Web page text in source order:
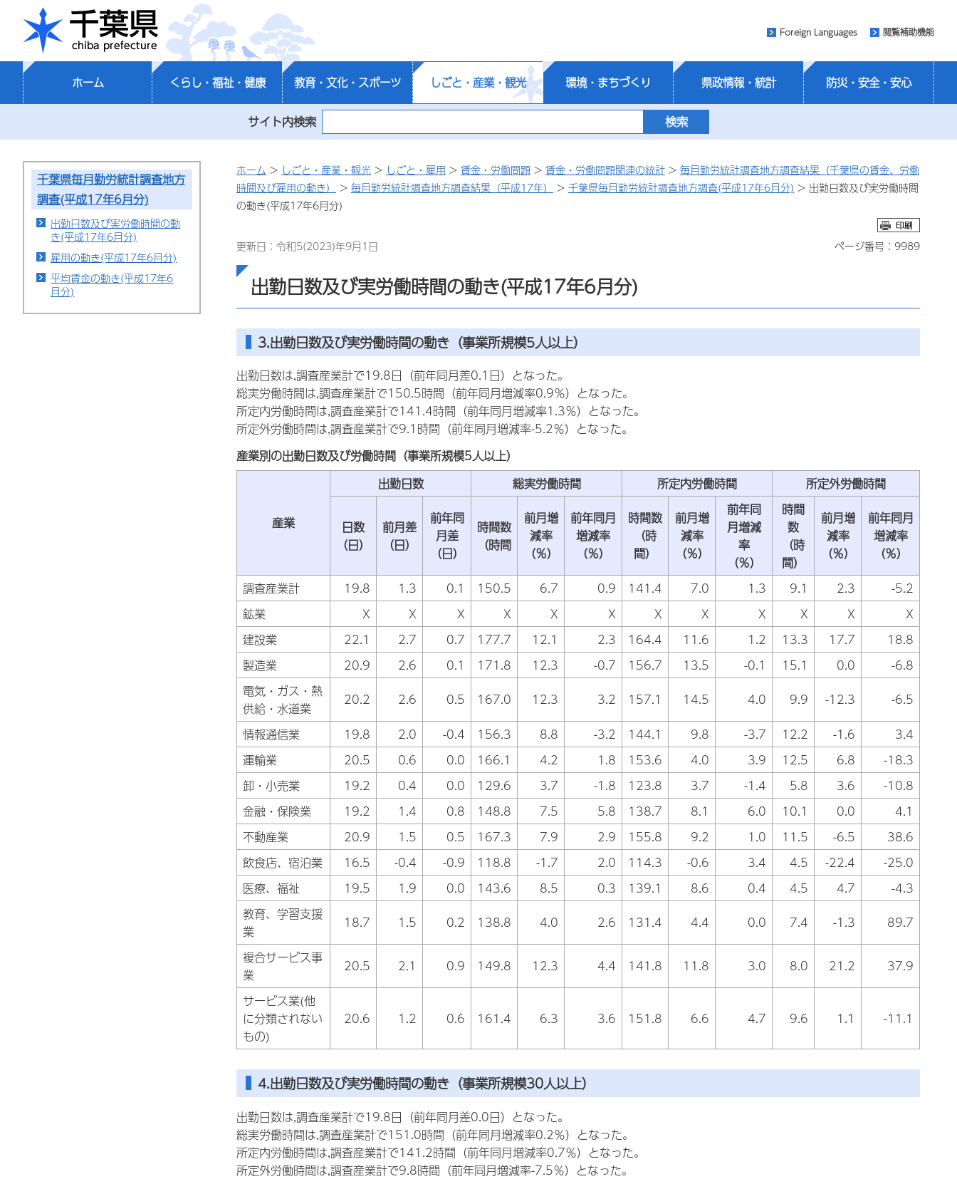
千葉県
Foreign Languages 閲覧補助機能
ホーム くらし・福祉・健康 教育・文化・スポーツ しごと・産業・観光 環境・まちづくり 県政情報・統計 防災・安全・安心
サイト内検索
千葉県毎月勤労統計調査地方
調査(平成17年6月分)
出勤日数及び実労働時間の動
き(平成17年6月分)
雇用の動き(平成17年6月分)
平均賃金の動き(平成17年6
月分)
ホーム > しごと・産業・観光 > しごと・雇用 > 賃金・労働問題 > 賃金・労働問題関連の統計 > 毎月勤労統計調査地方調査結果（千葉県の賃金、労働
時間及び雇用の動き）
> 毎月勤労統計調査地方調査結果（平成17年） > 千葉県毎月勤労統計調査地方調査(平成17年6月分) > 出勤日数及び実労働時間
の動き(平成17年6月分)
更新日：令和5(2023)年9月1日 ページ番号：9989
出勤日数及び実労働時間の動き(平成17年6月分)
3.出勤日数及び実労働時間の動き（事業所規模5人以上）
出勤日数は,調査産業計で19.8日（前年同月差0.1日）となった。
総実労働時間は,調査産業計で150.5時間（前年同月増減率0.9％）となった。
所定内労働時間は,調査産業計で141.4時間（前年同月増減率1.3％）となった。
所定外労働時間は,調査産業計で9.1時間（前年同月増減率-5.2％）となった。
産業別の出勤日数及び労働時間（事業所規模5人以上）
産業
出勤日数 総実労働時間 所定内労働時間 所定外労働時間
日数
（日）
前月差
（日）
前年同
月差
（日）
時間数
（時間
前月増
減率
（％）
前年同月
増減率
（％）
時間数
（時
間）
前月増
減率
（％）
前年同
月増減
率
（％）
時間
数
（時
間）
前月増
減率
（％）
前年同月
増減率
（％）
調査産業計
19.8 1.3 0.1 150.5 6.7 0.9 141.4 7.0 1.3 9.1 2.3
-5.2
鉱業
X X X X X X X X X X X
X
建設業
22.1 2.7 0.7 177.7 12.1 2.3 164.4 11.6 1.2 13.3 17.7
18.8
製造業
20.9 2.6 0.1 171.8 12.3 -0.7 156.7 13.5 -0.1 15.1 0.0
-6.8
電気・ガス・熱
供給・水道業
20.2 2.6 0.5 167.0 12.3 3.2 157.1 14.5 4.0 9.9 -12.3
-6.5
情報通信業
19.8 2.0 -0.4 156.3 8.8 -3.2 144.1 9.8 -3.7 12.2 -1.6
3.4
運輸業
20.5 0.6 0.0 166.1 4.2 1.8 153.6 4.0 3.9 12.5 6.8
-18.3
卸・小売業
19.2 0.4 0.0 129.6 3.7 -1.8 123.8 3.7 -1.4 5.8 3.6
-10.8
金融・保険業
19.2 1.4 0.8 148.8 7.5 5.8 138.7 8.1 6.0 10.1 0.0
4.1
不動産業
20.9 1.5 0.5 167.3 7.9 2.9 155.8 9.2 1.0 11.5 -6.5
38.6
飲食店、宿泊業
16.5 -0.4 -0.9 118.8 -1.7 2.0 114.3 -0.6 3.4 4.5 -22.4
-25.0
医療、福祉
19.5 1.9 0.0 143.6 8.5 0.3 139.1 8.6 0.4 4.5 4.7
-4.3
教育、学習支援
業
18.7 1.5 0.2 138.8 4.0 2.6 131.4 4.4 0.0 7.4 -1.3
89.7
複合サービス事
業
20.5 2.1 0.9 149.8 12.3 4.4 141.8 11.8 3.0 8.0 21.2
37.9
サービス業(他
に分類されない
もの)
20.6 1.2 0.6 161.4 6.3 3.6 151.8 6.6 4.7 9.6 1.1 -11.1
4.出勤日数及び実労働時間の動き（事業所規模30人以上）
出勤日数は,調査産業計で19.8日（前年同月差0.0日）となった。
総実労働時間は,調査産業計で151.0時間（前年同月増減率0.2％）となった。
所定内労働時間は,調査産業計で141.2時間（前年同月増減率0.7％）となった。
所定外労働時間は,調査産業計で9.8時間（前年同月増減率-7.5％）となった。